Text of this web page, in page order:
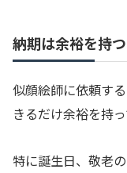
納期は余裕を持つ
似顔絵師に依頼す
きるだけ余裕を持
特に誕生日、敬老